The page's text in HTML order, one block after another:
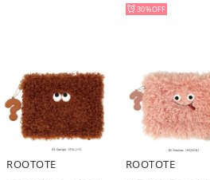
30%
ROOTOTE ROOTOTE